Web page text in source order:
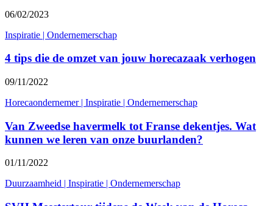
06/02/2023
Inspiratie | Ondernemerschap
4 tips die de omzet van jouw horecazaak verhogen
09/11/2022
Horecaondernemer| Inspiratie | Ondernemerschap
Van Zweedse havermelk tot Franse dekentjes. Wat
kunnen we leren van onze buurlanden?
01/11/2022
Duurzaamheid | Inspiratie | Ondernemerschap